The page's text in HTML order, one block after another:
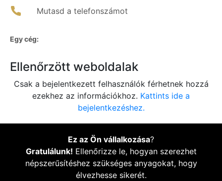
Mutasd a telefonszámot
Egy cég:
Ellenőrzött weboldalak
Csak a bejelentkezett felhasználók férhetnek hozzá
ezekhez az információkhoz. Kattints ide a
bejelentkezéshez.
Ez az Ön vállalkozása?
Gratulálunk! Ellenőrizze le, hogyan szerezhet
népszerűsítéshez szükséges anyagokat, hogy
élvezhesse sikerét.